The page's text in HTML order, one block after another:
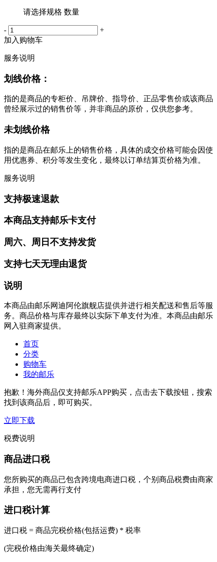
请选择规格 数量
-
+
加入购物车
服务说明
划线价格：
指的是商品的专柜价、吊牌价、指导价、正品零售价或该商品
曾经展示过的销售价等，并非商品的原价，仅供您参考。
未划线价格
指的是商品在邮乐上的销售价格，具体的成交价格可能会因使
用优惠券、积分等发生变化，最终以订单结算页价格为准。
服务说明
支持极速退款
本商品支持邮乐卡支付
周六、周日不支持发货
支持七天无理由退货
说明
本商品由邮乐网迪阿伦旗舰店提供并进行相关配送和售后等服
务。商品价格与库存最终以实际下单支付为准。本商品由邮乐
网入驻商家提供。
首页
分类
购物车
我的邮乐
抱歉！海外商品仅支持邮乐APP购买，点击去下载按钮，搜索
找到该商品后，即可购买。
立即下载
税费说明
商品进口税
您所购买的商品已包含跨境电商进口税，个别商品税费由商家
承担，您无需再行支付
进口税计算
进口税 = 商品完税价格(包括运费) * 税率
(完税价格由海关最终确定)